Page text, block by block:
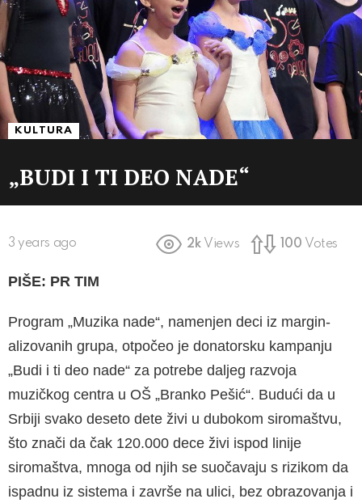
KULTURA
„BUDI I TI DEO NADE“
3 years ago 2k Views 100 Votes
PIŠE: PR TIM
Program „Muzika nade“, namenjen deci iz margin­
alizovanih grupa, otpočeo je donatorsku kampan­ju
„Budi i ti deo nade“ za potrebe daljeg razvoja
muzičkog centra u OŠ „Branko Pešić“. Budući da u
Srbiji svako deseto dete živi u dubokom si­romaštvu,
što znači da čak 120.000 dece živi is­pod linije
siromaštva, mnoga od njih se suočavaju s rizikom da
ispadnu iz sistema i završe na ulici, bez obrazovanja i